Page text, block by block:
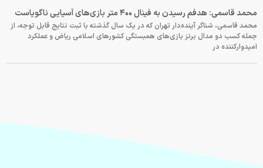
محمد قاسمی: هدفم رسیدن به فینال ۴۰۰ متر بازی‌های آسیایی ناگویاست
محمد قاسمی، شناگر آینده‌دار تهران که در یک سال گذشته با ثبت نتایج قابل توجه، از
جمله کسب دو مدال برنز بازی‌های همبستگی کشورهای اسلامی ریاض و عملکرد
امیدوارکننده در